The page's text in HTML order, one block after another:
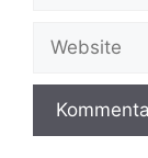
Website